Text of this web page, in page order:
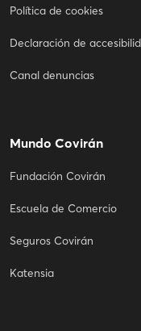
Política de cookies
Declaración de
Canal denuncias
Mundo Covirán
Fundación Covirán
Escuela de Comercio
Seguros Covirán
Katensia